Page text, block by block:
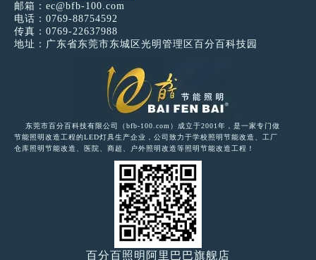
邮箱： ec@bfb-100.com
电话：0769-88754592
传真：0769-22637988
地址：广东省东莞市东城区光明管理区百分百科技园
东莞市百分百科技有限公司（bfb-100.com）成立于2001年，是一家专门做
节能照明改造工程的LED灯具生产企业，公司致力于学校照明节能改造、工厂
仓库照明节能改造、医院、商超、户外照明改造等照明节能改造工程！
百分百照明阿里巴巴旗舰店